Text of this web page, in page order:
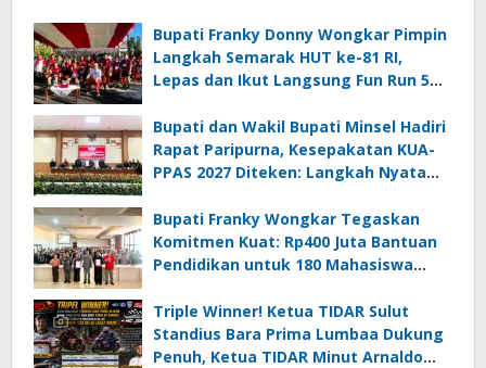
Bupati Franky Donny Wongkar Pimpin
Langkah Semarak HUT ke-81 RI,
Lepas dan Ikut Langsung Fun Run 5
Bupati dan Wakil Bupati Minsel Hadiri
Rapat Paripurna, Kesepakatan KUA-
PPAS 2027 Diteken: Langkah Nyata
Bupati Franky Wongkar Tegaskan
Komitmen Kuat: Rp400 Juta Bantuan
Pendidikan untuk 180 Mahasiswa
Triple Winner! Ketua TIDAR Sulut
Standius Bara Prima Lumbaa Dukung
Penuh, Ketua TIDAR Minut Arnaldo